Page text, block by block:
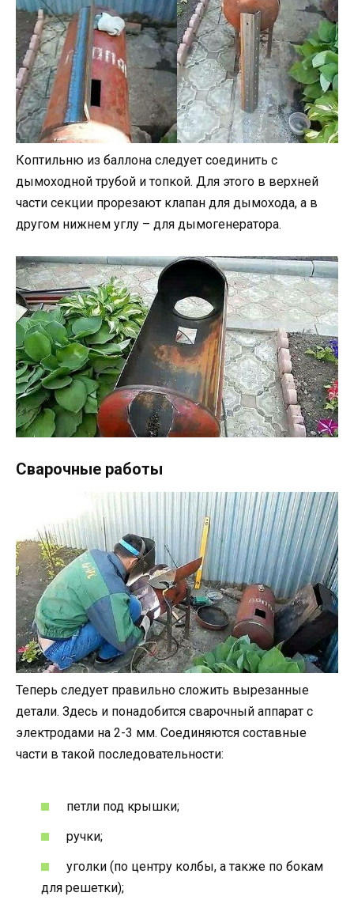
Коптильню из баллона следует соединить с
дымоходной трубой и топкой. Для этого в верхней
части секции прорезают клапан для дымохода, а в
другом нижнем углу – для дымогенератора.
Сварочные работы
Теперь следует правильно сложить вырезанные
детали. Здесь и понадобится сварочный аппарат с
электродами на 2-3 мм. Соединяются составные
части в такой последовательности:
петли под крышки;
ручки;
уголки (по центру колбы, а также по бокам
для решетки);